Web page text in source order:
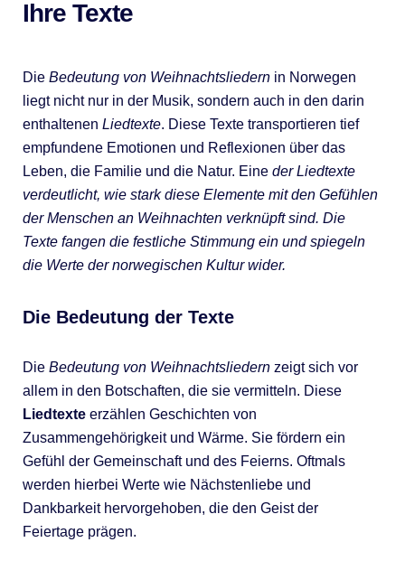
Ihre Texte
Die Bedeutung von Weihnachtsliedernin Norwegen
liegt nicht nur in der Musik, sondern auch in den darin
enthaltenen Liedtexte. Diese Texte transportieren tief
empfundene Emotionen und Reflexionen über das
Leben, die Familie und die Natur. Eine der Liedtexte
verdeutlicht, wie stark diese Elemente mit den Gefühlen
der Menschen an Weihnachten verknüpft sind. Die
Texte fangen die festliche Stimmung ein und spiegeln
die Werte der norwegischen Kultur wider.
Die Bedeutung der Texte
Die Bedeutung von Weihnachtsliedernzeigt sich vor
allem in den Botschaften, die sie vermitteln. Diese
Liedtexteerzählen Geschichten von
Zusammengehörigkeit und Wärme. Sie fördern ein
Gefühl der Gemeinschaft und des Feierns. Oftmals
werden hierbei Werte wie Nächstenliebe und
Dankbarkeit hervorgehoben, die den Geist der
Feiertage prägen.